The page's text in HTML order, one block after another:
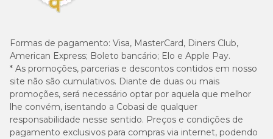
Formas de pagamento: Visa, MasterCard, Diners Club,
American Express; Boleto bancário; Elo e Apple Pay.
* As promoções, parcerias e descontos contidos em nosso
site não são cumulativos. Diante de duas ou mais
promoções, será necessário optar por aquela que melhor
lhe convém, isentando a Cobasi de qualquer
responsabilidade nesse sentido. Preços e condições de
pagamento exclusivos para compras via internet, podendo